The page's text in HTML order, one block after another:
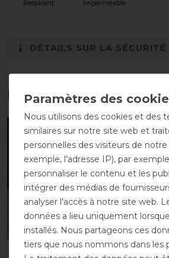
Respirant Imperméable
DÉTAILS SUR LA
Les accessoires parfaits
-10% -
Nous utilisons des cookies et des
similaires sur notre site web et
personnelles des visiteurs de
exemple, l'adresse IP), par
personnaliser le contenu et les
intégrer des médias de
analyser l'accès à notre site web.
données a lieu uniquement
installés. Nous partageons ces
tiers que nous nommons dans les